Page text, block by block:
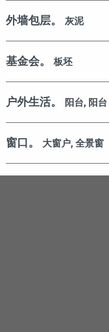
外墙包层。 灰泥
基金会。 板坯
户外生活。 阳台, 阳台
窗口。 大窗户, 全景窗